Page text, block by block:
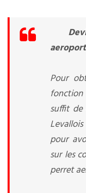
Pour
suffit de
pour
sur les
perret